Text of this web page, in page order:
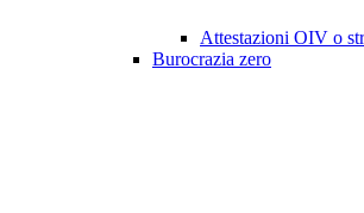
Attestazioni OIV o
Burocrazia zero